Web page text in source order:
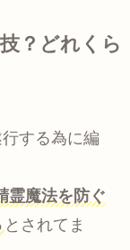
？どれくら
する為に編
霊魔法を防ぐ
とされてま